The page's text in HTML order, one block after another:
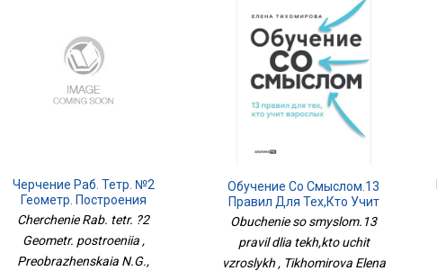
Черчение Раб. Тетр. №2
Геометр. Построения
Cherchenie Rab. tetr. ?2
Geometr. postroeniia ,
Preobrazhenskaia N.G.,
Обучение Со Смыслом.13
Правил Для Тех,кто Учит
Взрослых
Obuchenie so smyslom.13
pravil dlia tekh,kto uchit
vzroslykh , Tikhomirova Elena